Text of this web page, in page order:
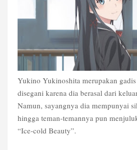
Yukino Yukinoshita merupakan
disegani karena dia berasal dari
Namun, sayangnya dia mempunyai
hingga teman-temannya pun
“Ice-cold Beauty”.